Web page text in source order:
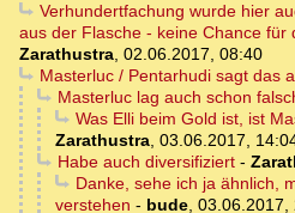
Verhundertfachung wurde hier
aus der Flasche - keine Chance für
Zarathustra, 02.06.2017, 08:40
Masterluc / Pentarhudi sagt das
Masterluc lag auch schon
Was Elli beim Gold ist, ist
Zarathustra, 03.06.2017,
Habe auch diversifiziert-
Danke, sehe ich ja ähnlich,
verstehen - bude, 03.06.2017,